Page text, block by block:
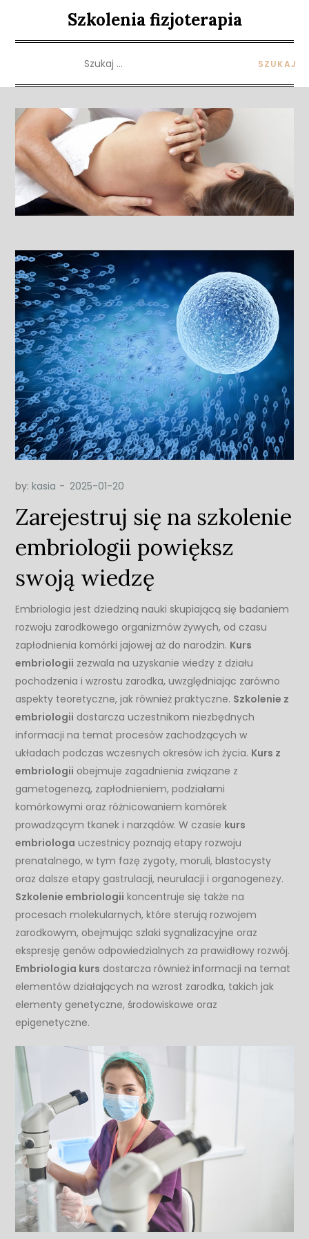
content
Szkolenia fizjoterapia
by:kasia
Zarejestruj się na szkolenie
embriologii powiększ
swoją wiedzę
Embriologia jest dziedziną nauki skupiającą się badaniem
rozwoju zarodkowego organizmów żywych, od czasu
zapłodnienia komórki jajowej aż do narodzin. Kurs
embriologii zezwala na uzyskanie wiedzy z działu
pochodzenia i wzrostu zarodka, uwzględniając zarówno
aspekty teoretyczne, jak również praktyczne. Szkolenie z
embriologii dostarcza uczestnikom niezbędnych
informacji na temat procesów zachodzących w
układach podczas wczesnych okresów ich życia. Kurs z
embriologii obejmuje zagadnienia związane z
gametogenezą, zapłodnieniem, podziałami
komórkowymi oraz różnicowaniem komórek
prowadzącym tkanek i narządów. W czasie kurs
embriologa uczestnicy poznają etapy rozwoju
prenatalnego, w tym fazę zygoty, moruli, blastocysty
oraz dalsze etapy gastrulacji, neurulacji i organogenezy.
Szkolenie embriologii koncentruje się także na
procesach molekularnych, które sterują rozwojem
zarodkowym, obejmując szlaki sygnalizacyjne oraz
ekspresję genów odpowiedzialnych za prawidłowy rozwój.
Embriologia kurs dostarcza również informacji na temat
elementów działających na wzrost zarodka, takich jak
elementy genetyczne, środowiskowe oraz
epigenetyczne.